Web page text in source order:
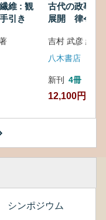
維 : 観
引き
古代の政事と
展開 律令・
吉村 武彦 編集
八木書店
新刊 4冊
12,100円
シンポジウム